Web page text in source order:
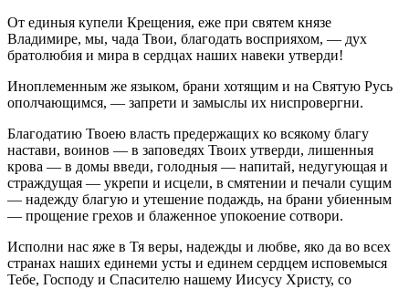
От единыя купели Крещения, еже при святем князе
Владимире, мы, чада Твои, благодать восприяхом, — дух
братолюбия и мира в сердцах наших навеки утверди!
Иноплеменным же языком, брани хотящим и на Святую Русь
ополчающимся, — запрети и замыслы их ниспровергни.
Благодатию Твоею власть предержащих ко всякому благу
настави, воинов — в заповедях Твоих утверди, лишенныя
крова — в домы введи, голодныя — напитай, недугующая и
страждущая — укрепи и исцели, в смятении и печали сущим
— надежду благую и утешение подаждь, на брани убиенным
— прощение грехов и блаженное упокоение сотвори.
Исполни нас яже в Тя веры, надежды и любве, яко да во всех
странах наших единеми усты и единем сердцем исповемыся
Тебе, Господу и Спасителю нашему Иисусу Христу, со